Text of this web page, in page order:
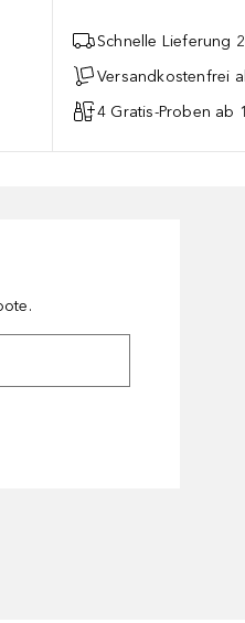
Schnelle Lieferung
Versandkostenfrei
4 Gratis-Proben ab